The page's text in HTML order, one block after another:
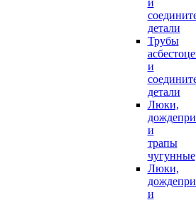
и
детали
Трубы
и
детали
Люки,
и
трапы
чугунные
Люки,
и